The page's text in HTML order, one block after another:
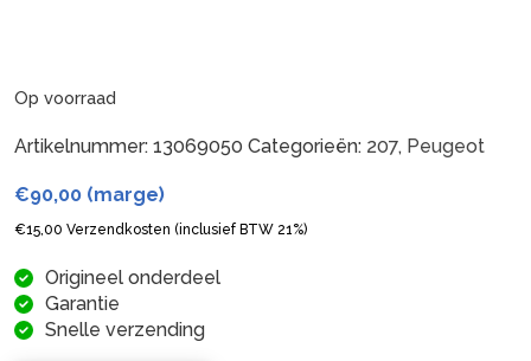
Op voorraad
Artikelnummer: 13069050 Categorieën: 207, Peugeot
€90,00 (marge)
€15,00 Verzendkosten (inclusief BTW 21%)
Origineel onderdeel
Garantie
Snelle verzending